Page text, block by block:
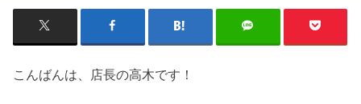
こんばんは、店長の高木です！